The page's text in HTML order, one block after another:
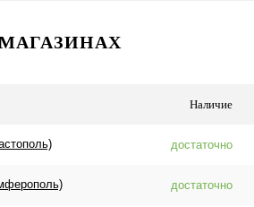
Наличие
достаточно
достаточно